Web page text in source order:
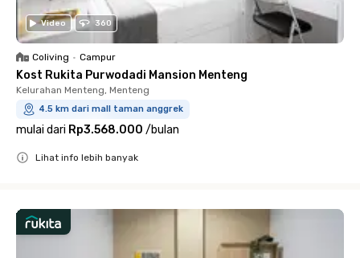
Video 360
Coliving • Campur
Kost Rukita Purwodadi Mansion Menteng
Kelurahan Menteng, Menteng
4.5 km dari mall taman anggrek
mulai dari Rp3.568.000 /bulan
Lihat info lebih banyak